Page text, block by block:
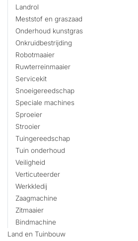
Landrol
Meststof en graszaad
Onderhoud kunstgras
Onkruidbestrijding
Robotmaaier
Ruwterreinmaaier
Servicekit
Snoeigereedschap
Speciale machines
Sproeier
Strooier
Tuingereedschap
Tuin onderhoud
Veiligheid
Verticuteerder
Werkkledij
Zaagmachine
Zitmaaier
Bindmachine
Land en Tuinbouw